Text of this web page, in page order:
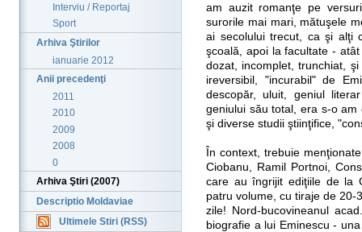
Interviu / Reportaj
Sport
Arhiva Ştirilor
ianuarie 2012
Anii precedenţi
2011
2010
2009
2008
0
Arhiva Ştiri (2007)
Descriptio Moldaviae
Ultimele Stiri (RSS)
am auzit romanţe pe
surorile mai mari, mătuşele
ai secolului trecut, ca şi alţi
şcoală, apoi la facultate -
dozat, incomplet, trunchiat,
ireversibil, "incurabil" de
descopăr, uluit, geniul
geniului său total, era s-o
şi diverse studii ştiinţifice,
În context, trebuie
Ciobanu, Ramil Portnoi,
care au îngrijit ediţiile de la
patru volume, cu tiraje de
zile! Nord-bucovineanul
biografie a lui Eminescu -